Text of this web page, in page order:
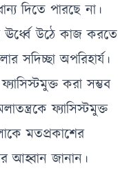
দিতে পারছে না।
ঊর্ধ্বে উঠে কাজ করতে
সদিচ্ছা অপরিহার্য।
করা সম্ভব
ফ্যাসিস্টমুক্ত
মতপ্রকাশের
আহ্বান জানান।